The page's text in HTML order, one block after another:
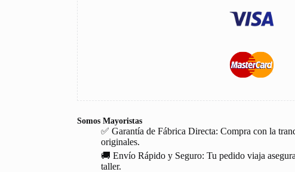
Somos Mayoristas
✅ Garantía de Fábrica Directa: Compra con la
originales.
🚚 Envío Rápido y Seguro: Tu pedido viaja
taller.